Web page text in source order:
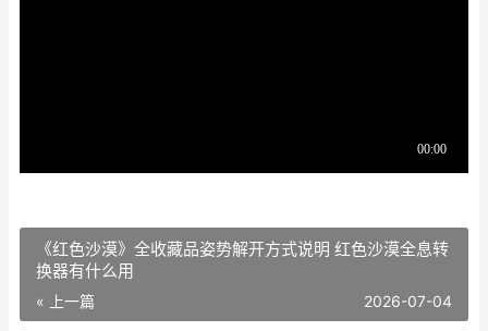
《红色沙漠》全收藏品姿势解开方式说明 红色沙漠全息转
换器有什么用
« 上一篇 2026-07-04